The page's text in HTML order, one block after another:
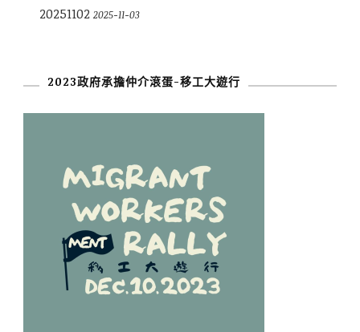
20251102 2025-11-03
2023政府承擔仲介滾蛋-移工大遊行